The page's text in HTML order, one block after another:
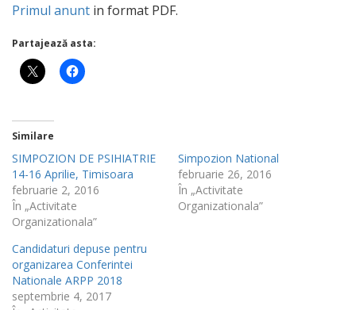
Primul anunt in format PDF.
Partajează asta:
Similare
SIMPOZION DE PSIHIATRIE
14-16 Aprilie, Timisoara
februarie 2, 2016
În „Activitate
Organizationala”
Simpozion National
februarie 26, 2016
În „Activitate
Organizationala”
Candidaturi depuse pentru
organizarea Conferintei
Nationale ARPP 2018
septembrie 4, 2017